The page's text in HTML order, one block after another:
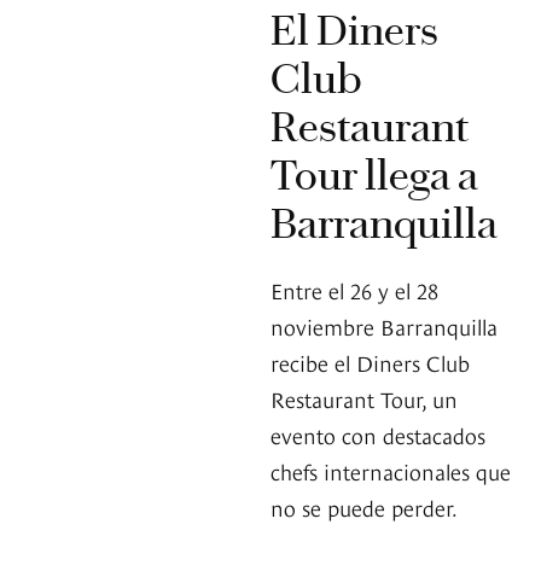
El Diners
Club
Restaurant
Tour llega a
Barranquilla
Entre el 26 y el 28
noviembre Barranquilla
recibe el Diners Club
Restaurant Tour, un
evento con destacados
chefs internacionales que
no se puede perder.